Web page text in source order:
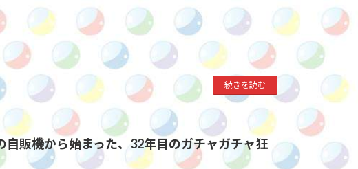
続きを読む
販機から始まった、32年目のガチャガチャ狂